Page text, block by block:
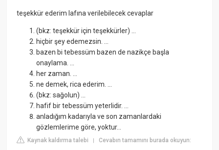
teşekkür ederim lafına verilebilecek cevaplar
(bkz: teşekkür için teşekkürler) ...
hiçbir şey edemezsin. ...
bazen bi tebessüm bazen de nazikçe başla
onaylama. ...
her zaman. ...
ne demek, rica ederim. ...
(bkz: sağolun) ...
hafif bir tebessüm yeterlidir. ...
anladığım kadarıyla ve son zamanlardaki
gözlemlerime göre, yoktur...
Kaynak kaldırma talebi |Cevabın tamamını burada okuyun: